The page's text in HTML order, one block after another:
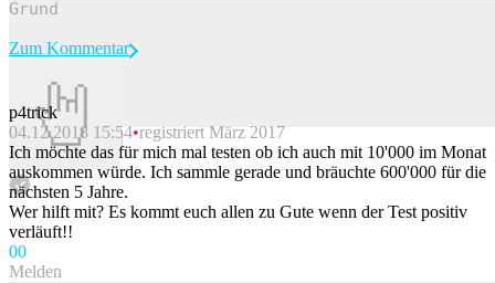
Beitrag melden
Zum Kommentar
p4trick
04.12.2018 15:54 registriert März 2017
Ich möchte das für mich mal testen ob ich auch mit 10'000 im Monat
auskommen würde. Ich sammle gerade und bräuchte 600'000 für die
nächsten 5 Jahre.
Wer hilft mit? Es kommt euch allen zu Gute wenn der Test positiv
verläuft!!
00
Melden